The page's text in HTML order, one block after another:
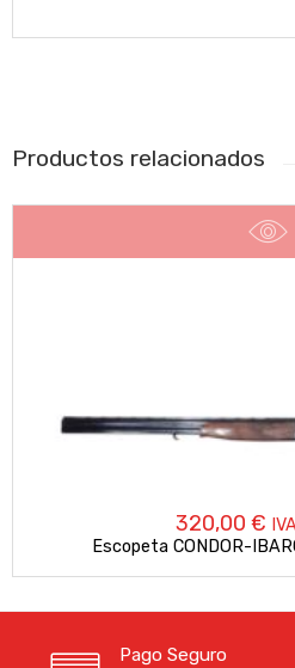
Productos relacionados
320,00 €
Escopeta CONDOR-
Pago Seguro